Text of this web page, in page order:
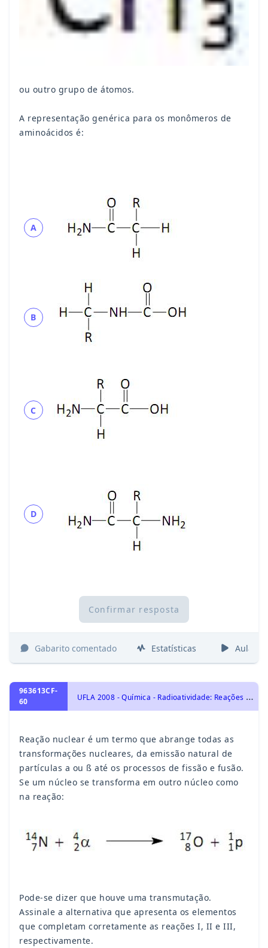
ou outro grupo de átomos.
A representação genérica para os monômeros de
aminoácidos é:
A
B
C
D
Confirmar resposta
Gabarito comentado Estatísticas Aulas
963613CF-
60
U
FLA 2008 - Química - Radioatividade: Reações de Fissão e Fusão Nuclear, Desintegração Radioativa e Radioisótopos., Transformações Químicas e Energia
Reação nuclear é um termo que abrange todas as
transformações nucleares, da emissão natural de
partículas a ou ß até os processos de fissão e fusão.
Se um núcleo se transforma em outro núcleo como
na reação:
Pode-se dizer que houve uma transmutação.
Assinale a alternativa que apresenta os elementos
que completam corretamente as reações I, II e III,
respectivamente.